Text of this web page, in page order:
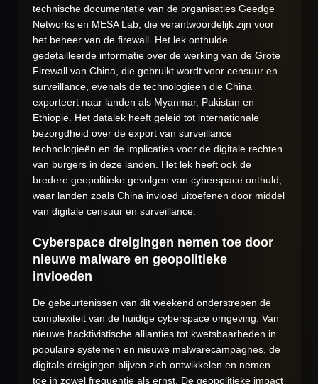
technische documentatie van de organisaties Geedge
Networks en MESA Lab, die verantwoordelijk zijn voor
het beheer van de firewall. Het lek onthulde
gedetailleerde informatie over de werking van de Grote
Firewall van China, die gebruikt wordt voor censuur en
surveillance, evenals de technologieën die China
exporteert naar landen als Myanmar, Pakistan en
Ethiopië. Het datalek heeft geleid tot internationale
bezorgdheid over de export van surveillance
technologieën en de implicaties voor de digitale rechten
van burgers in deze landen. Het lek heeft ook de
bredere geopolitieke gevolgen van cyberspace onthuld,
waar landen zoals China invloed uitoefenen door middel
van digitale censuur en surveillance.
Cyberspace dreigingen nemen toe door
nieuwe malware en geopolitieke
invloeden
De gebeurtenissen van dit weekend onderstrepen de
complexiteit van de huidige cyberspace omgeving. Van
nieuwe hacktivistische allianties tot kwetsbaarheden in
populaire systemen en nieuwe malwarecampagnes, de
digitale dreigingen blijven zich ontwikkelen en nemen
toe in zowel frequentie als ernst. De geopolitieke impact